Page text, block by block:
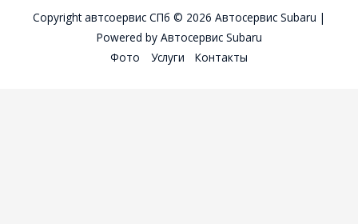
Copyright автсоервис СПб © 2026 Автосервис Subaru |
Powered by Автосервис Subaru
Фото
Услуги Контакты